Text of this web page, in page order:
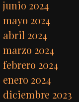
junio 2024
mayo 2024
abril 2024
marzo 2024
febrero 2024
enero 2024
diciembre 2023